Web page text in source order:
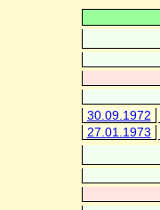
30.09.1972
27.01.1973